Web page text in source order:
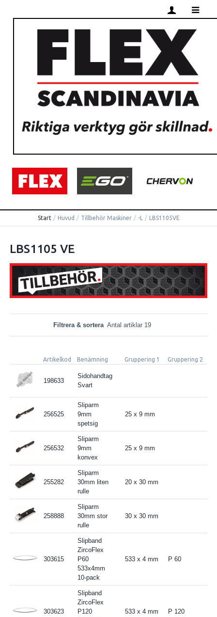
Start / Huvud / Tillbehör Maskiner / -L / LBS1105VE
LBS1105 VE
Filtrera & sortera Antal artiklar 19
Artikelkod Benämning Gruppering 1 Gruppering 2
198633
Sidohandtag
Svart
256525
Sliparm
9mm
spetsig
25 x 9 mm
256532
Sliparm
9mm
konvex
25 x 9 mm
255282
Sliparm
30mm liten
rulle
20 x 30 mm
258888
Sliparm
30mm stor
rulle
30 x 30 mm
303615
Slipband
ZircoFlex
P60
533x4mm
10-pack
533 x 4 mm P 60
303623
Slipband
ZircoFlex
P120
533 x 4 mm P 120